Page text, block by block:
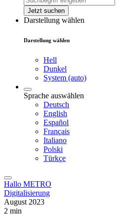
Jetzt suchen
Darstellung wählen
Darstellung wählen
Hell
Dunkel
System (auto)
Sprache auswählen
Deutsch
English
Español
Français
Italiano
Polski
Türkçe
Hallo METRO
Digitalisierung
August 2023
2 min